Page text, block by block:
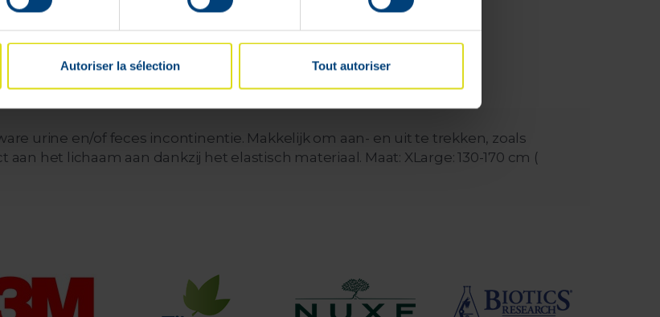
Autoriser la sélection Tout autoriser
gratis levering
100% veilige
betaling gegarandeerd
urine en/of feces incontinentie. Makkelijk om aan- en uit te trekken, zoals
het lichaam aan dankzij het elastisch materiaal. Maat: XLarge: 130-170 cm (